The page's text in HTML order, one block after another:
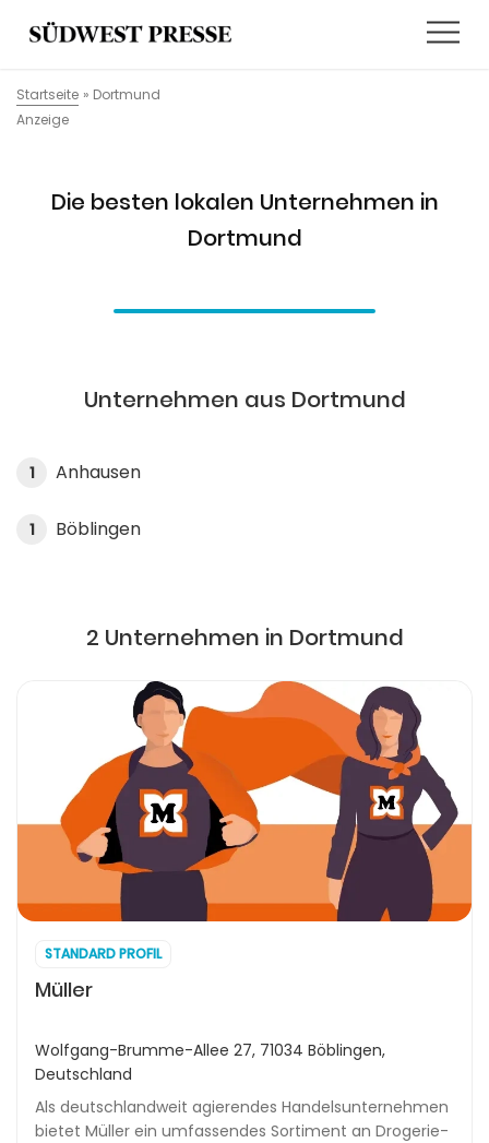
Startseite » Dortmund
Anzeige
Die besten lokalen Unternehmen in
Dortmund
Unternehmen aus Dortmund
1 Anhausen
1 Böblingen
2 Unternehmen in Dortmund
STANDARD PROFIL
Müller
Wolfgang-Brumme-Allee 27, 71034 Böblingen,
Deutschland
Als deutschlandweit agierendes Handelsunternehmen
bietet Müller ein umfassendes Sortiment an Drogerie-